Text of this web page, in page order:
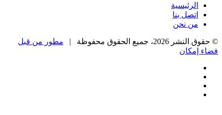
الرئيسية
اتصل بنا
من نحن
© حقوق النشر 2026، جميع الحقوق محفوظة |
مطور من قبل
فضاء إمكان